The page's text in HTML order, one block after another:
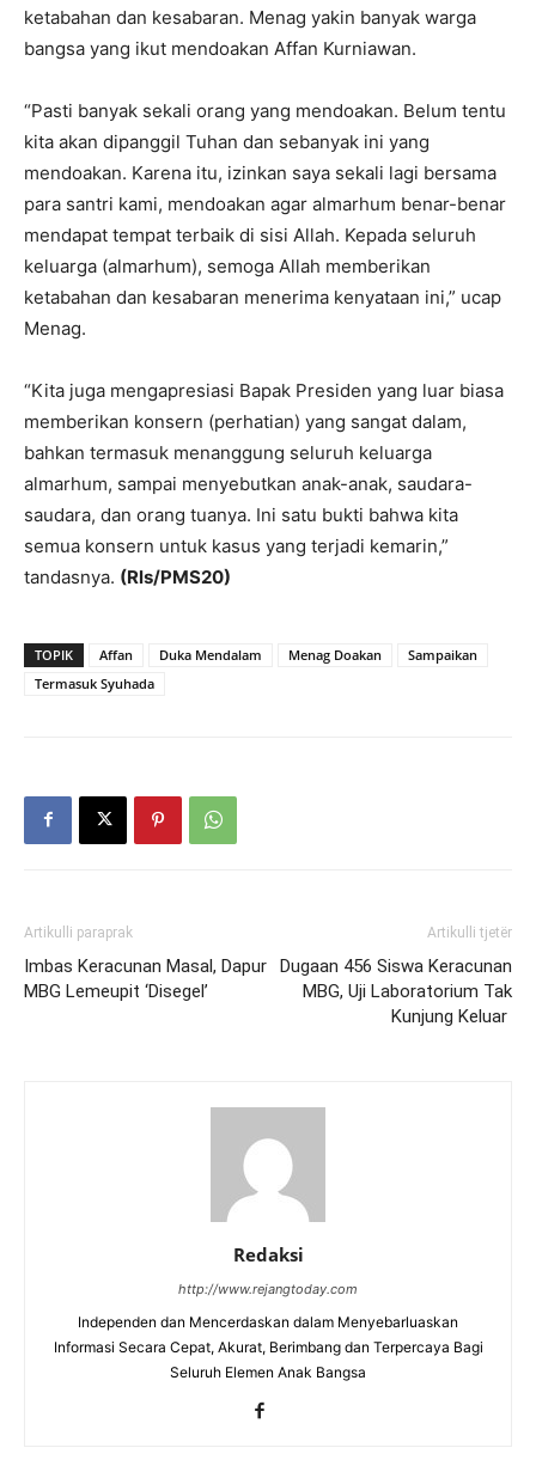
ketabahan dan kesabaran. Menag yakin banyak warga
bangsa yang ikut mendoakan Affan Kurniawan.
“Pasti banyak sekali orang yang mendoakan. Belum tentu
kita akan dipanggil Tuhan dan sebanyak ini yang
mendoakan. Karena itu, izinkan saya sekali lagi bersama
para santri kami, mendoakan agar almarhum benar-benar
mendapat tempat terbaik di sisi Allah. Kepada seluruh
keluarga (almarhum), semoga Allah memberikan
ketabahan dan kesabaran menerima kenyataan ini,” ucap
Menag.
“Kita juga mengapresiasi Bapak Presiden yang luar biasa
memberikan konsern (perhatian) yang sangat dalam,
bahkan termasuk menanggung seluruh keluarga
almarhum, sampai menyebutkan anak-anak, saudara-
saudara, dan orang tuanya. Ini satu bukti bahwa kita
semua konsern untuk kasus yang terjadi kemarin,”
tandasnya. (Rls/PMS20)
TOPIK Affan Duka Mendalam Menag Doakan
Sampaikan
Termasuk Syuhada
Artikulli paraprak
Imbas Keracunan Masal, Dapur
MBG Lemeupit ‘Disegel’
Artikulli tjetër
Dugaan 456 Siswa Keracunan
MBG, Uji Laboratorium Tak
Kunjung Keluar
Redaksi
http://www.rejangtoday.com
Independen dan Mencerdaskan dalam Menyebarluaskan
Informasi Secara Cepat, Akurat, Berimbang dan Terpercaya Bagi
Seluruh Elemen Anak Bangsa